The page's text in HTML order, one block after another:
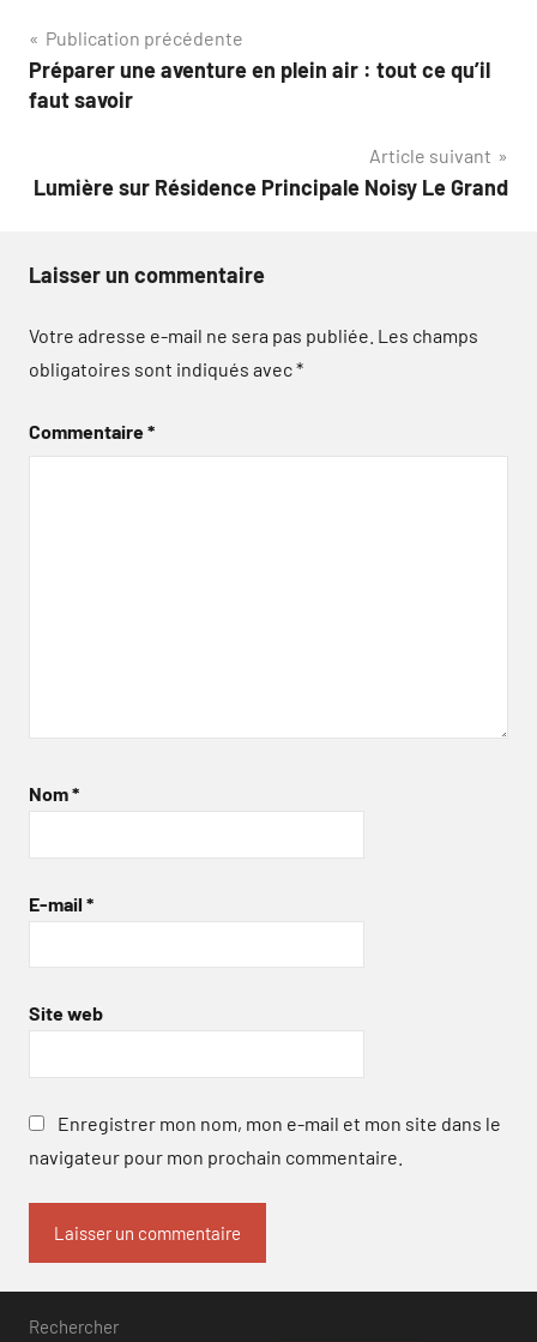
Navigation
de
Publication précédente
Préparer une aventure en plein air : tout ce qu’il
faut savoir
Article suivant
Lumière sur Résidence Principale Noisy Le Grand
Laisser un commentaire
Votre adresse e-mail ne sera pas publiée. Les champs
obligatoires sont indiqués avec*
Commentaire*
Nom*
E-mail *
Site web
Enregistrer mon nom, mon e-mail et mon site dans le
navigateur pour mon prochain commentaire.
Rechercher